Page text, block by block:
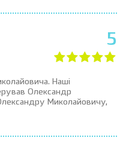
5
Наші
Олександр
Миколайовичу,